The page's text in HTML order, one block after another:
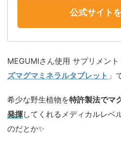
公式サイト
MEGUMIさん使用 サプリメン
ズマグマミネラルタブレット 」
希少な野生植物を特許製法でマ
発揮してくれるメディカルレベ
のだとか✨